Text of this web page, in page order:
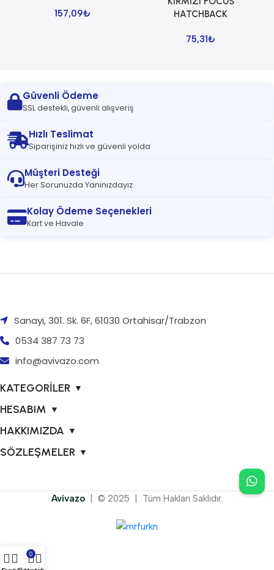
157,09₺
HATCHBACK
75,31₺
Güvenli Ödeme
SSL destekli, güvenli alışveriş
Hızlı Teslimat
Siparişiniz hızlı ve güvenli yolda
Müşteri Desteği
Her Sorunuzda Yanınızdayız
Kolay Ödeme Seçenekleri
Kart ve Havale
Sanayi, 301. Sk. 6F, 61030 Ortahisar/Trabzon
0534 387 73 73
info@avivazo.com
KATEGORİLER ▼
HESABIM ▼
HAKKIMIZDA ▼
SÖZLEŞMELER ▼
Avivazo | © 2025 | Tüm Hakları Saklıdır.
0